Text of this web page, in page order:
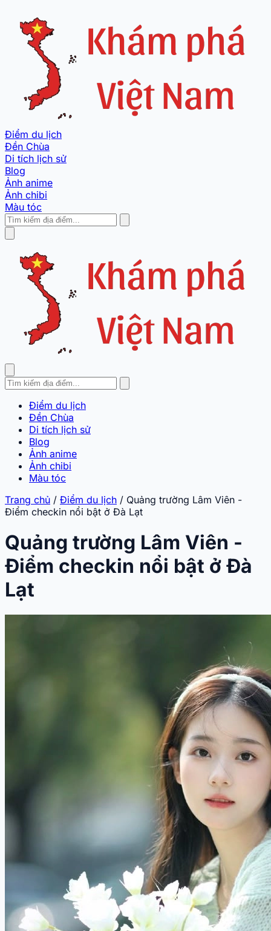
Điểm du lịch
Đền Chùa
Di tích lịch sử
Blog
Ảnh anime
Ảnh chibi
Màu tóc
Điểm du lịch
Đền Chùa
Di tích lịch sử
Blog
Ảnh anime
Ảnh chibi
Màu tóc
Trang chủ / Điểm du lịch / Quảng trường Lâm Viên -
Điểm checkin nổi bật ở Đà Lạt
Quảng trường Lâm Viên -
Điểm checkin nổi bật ở Đà
Lạt